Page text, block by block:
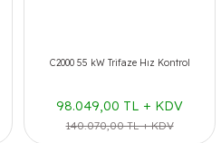
C2000 55 kW Trifaze Hız Kontrol
98.049,00 TL + KDV
140.070,00 TL + KDV